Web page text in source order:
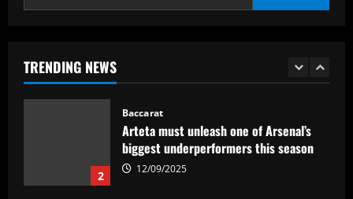
TRENDING NEWS
1
2
Baccarat
Arteta must unleash one of Arsenal’s
biggest underperformers this season
12/09/2025